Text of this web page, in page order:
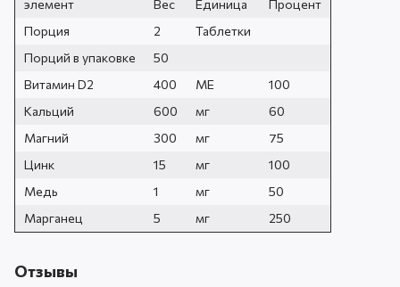
элемент
Вес Единица
Процент
Порция
2
Таблетки
Порций в упаковке
50
Витамин D2
400 МЕ
100
Кальций
600 мг
60
Магний
300 мг
75
Цинк
15 мг
100
Медь
1 мг
50
Марганец
5 мг 250
Отзывы